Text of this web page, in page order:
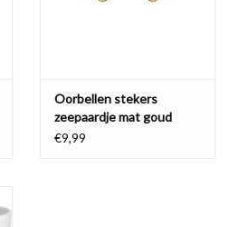
Oorbellen stekers
zeepaardje mat goud
€9,99